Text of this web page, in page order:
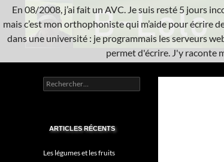
Aller
au
contenu
L'A.V.C.
Informatique système
Rechercher :
ARTICLES RÉCENTS
Les légumes et les fruits
En 08/2008, j’ai fait un AVC. Je suis resté 5 jours
mais c’est mon orthophoniste qui m’aide pour écrire
dans une université : je programmais les serveurs
permet d'écrire. J'y raconte